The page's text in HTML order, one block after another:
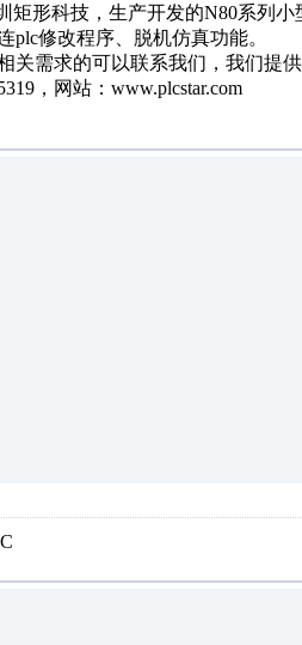
形科技，生产开发的N80系列
plc修改程序、脱机仿真功能。
关需求的可以联系我们，我们提
，网站：www.plcstar.com